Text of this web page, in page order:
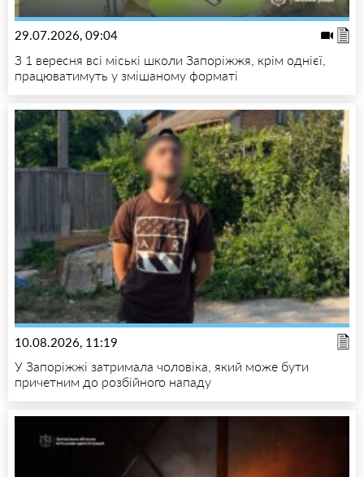
29.07.2026, 09:04
З 1 вересня всі міські школи Запоріжжя, крім однієї,
працюватимуть у змішаному форматі
10.08.2026, 11:19
У Запоріжжі затримала чоловіка, який може бути
причетним до розбійного нападу